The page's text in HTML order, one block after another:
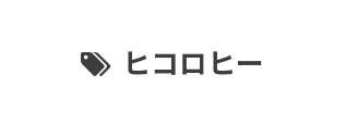
ヒコロヒー